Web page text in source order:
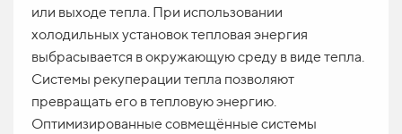
или выходе тепла. При использовании
холодильных установок тепловая энергия
выбрасывается в окружающую среду в виде тепла.
Системы рекуперации тепла позволяют
превращать его в тепловую энергию.
Оптимизированные совмещённые системы